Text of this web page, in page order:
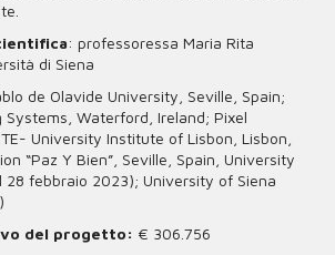
: professoressa Maria Rita
di Siena
de Olavide University, Seville, Spain;
Systems, Waterford, Ireland; Pixel
University Institute of Lisbon, Lisbon,
“Paz Y Bien”, Seville, Spain, University
28 febbraio 2023); University of Siena
del progetto: € 306.756